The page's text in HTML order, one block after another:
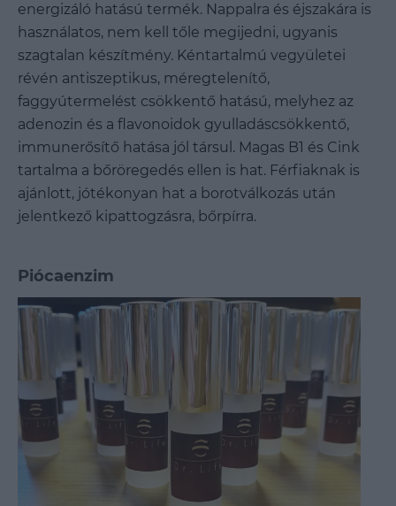
energizáló hatású termék. Nappalra és éjszakára is
használatos, nem kell tőle megijedni, ugyanis
szagtalan készítmény. Kéntartalmú vegyületei
révén antiszeptikus, méregtelenítő,
faggyútermelést csökkentő hatású, melyhez az
adenozin és a flavonoidok gyulladáscsökkentő,
immunerősítő hatása jól társul. Magas B1 és Cink
tartalma a bőröregedés ellen is hat. Férfiaknak is
ajánlott, jótékonyan hat a borotválkozás után
jelentkező kipattogzásra, bőrpírra.
Piócaenzim